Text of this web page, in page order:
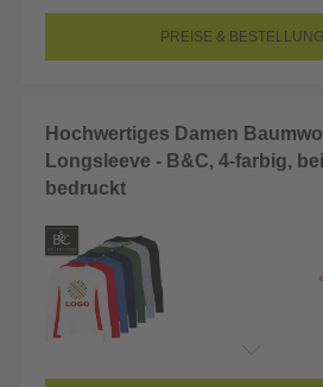
Seitenanzahl: 1-seitig (Vorderseite
4/0-farbig (4 Sonderfarben)
PREISE & BESTELLUNG
Hochwertiges Damen Baumwoll
Longsleeve - B&C, 4-farbig,
bedruckt
Seitenanzahl: 2-seitig (Vorderseite und